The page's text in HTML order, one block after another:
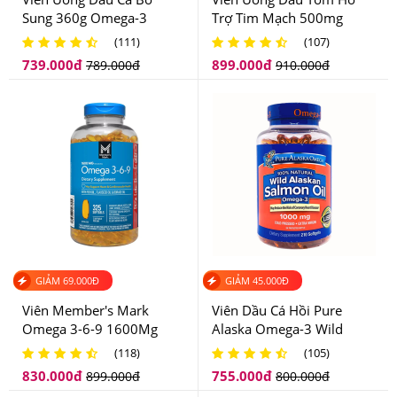
-Người muốn bảo vệ sức khỏe.
Sung 360g Omega-3
Nature Made Fish Oil
(111)
739.000đ 789.000đ
Trợ Tim Mạch 500mg
Kirkland Signature Krill Oil
(107)
899.000đ 910.000đ
GIẢM 69.000Đ
Viên Member's Mark
Omega 3-6-9 1600Mg
325 Viên
(118)
830.000đ 899.000đ
GIẢM 45.000Đ
Viên Dầu Cá Hồi Pure
Alaska Omega-3 Wild
Salmon Oil 1000mg Của
(105)
755.000đ 800.000đ